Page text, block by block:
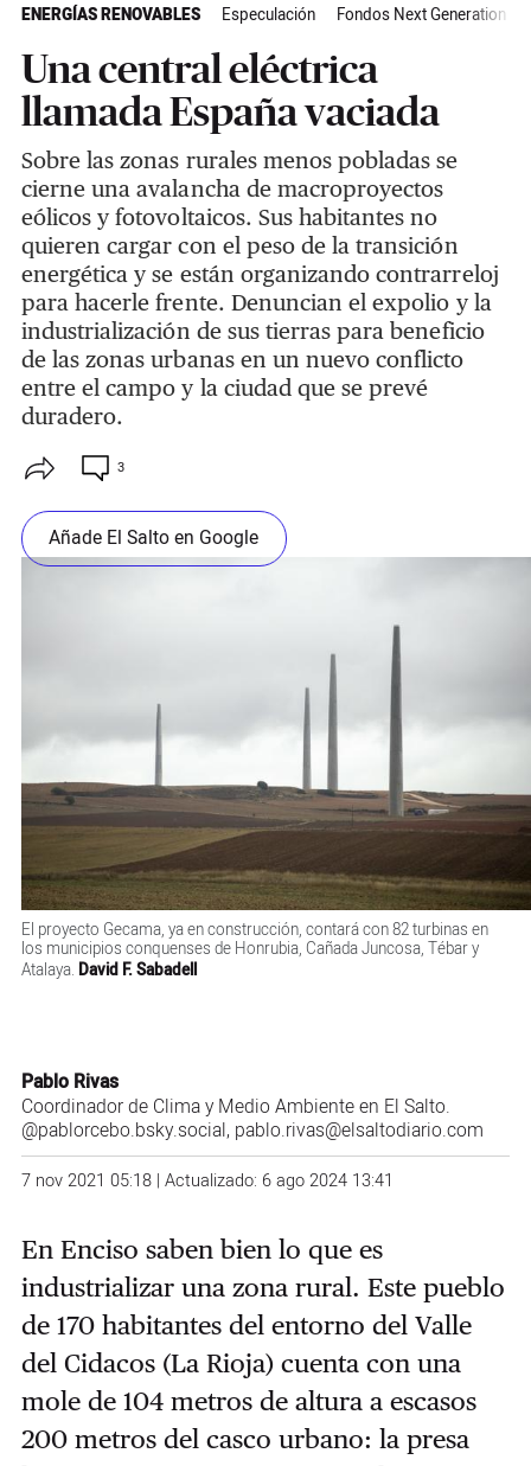
ENERGÍAS RENOVABLES Especulación Fondos Next Generation
Una central eléctrica
llamada España vaciada
Sobre las zonas rurales menos pobladas se
cierne una avalancha de macroproyectos
eólicos y fotovoltaicos. Sus habitantes no
quieren cargar con el peso de la transición
energética y se están organizando contrarreloj
para hacerle frente. Denuncian el expolio y la
industrialización de sus tierras para beneficio
de las zonas urbanas en un nuevo conflicto
entre el campo y la ciudad que se prevé
duradero.
3
Añade El Salto en Google
El proyecto Gecama, ya en construcción, contará con 82 turbinas en
los municipios conquenses de Honrubia, Cañada Juncosa, Tébar y
Atalaya. David F. Sabadell
Pablo Rivas
Coordinador de Clima y Medio Ambiente en El Salto.
@pablorcebo.bsky.social, pablo.rivas@elsaltodiario.com
7 nov 2021 05:18 | Actualizado: 6 ago 2024 13:41
En Enciso saben bien lo que es
industrializar una zona rural. Este pueblo
de 170 habitantes del entorno del Valle
del Cidacos (La Rioja) cuenta con una
mole de 104 metros de altura a escasos
200 metros del casco urbano: la presa